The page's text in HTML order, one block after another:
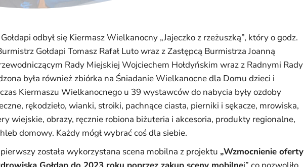
odbył się Kiermasz Wielkanocny „Jajeczko z rzeżuszką”, który o godz.
Gołdapi Tomasz Rafał Luto wraz z Zastępcą Burmistrza Joanną
Rady Miejskiej Wojciechem Hołdyńskim wraz z Radnymi Rady
była również zbiórka na Śniadanie Wielkanocne dla Domu dzieci i
Kiermaszu Wielkanocnego u 39 wystawców do nabycia były ozdoby
rękodzieło, wianki, stroiki, pachnące ciasta, pierniki i sękacze, mrowiska,
wiejskie, obrazy, ręcznie robiona biżuteria i akcesoria, produkty regionalne,
domowy. Każdy mógł wybrać coś dla siebie.
została wykorzystana scena mobilna z projektu „Wzmocnienie oferty